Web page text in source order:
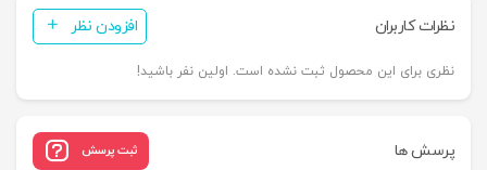
نظرات کاربران افزودن نظر
نظری برای این محصول ثبت نشده است. اولین نفر باشید!
پرسش ها ثبت پرسش